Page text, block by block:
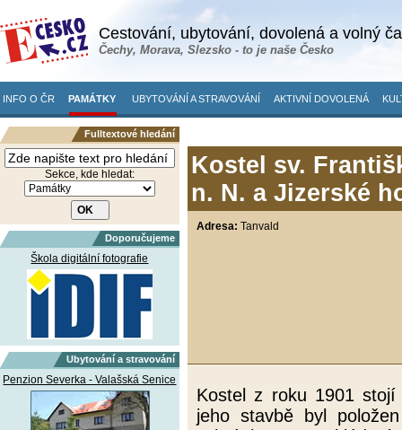
Cestování, ubytování, dovolená a volný
Čechy, Morava, Slezsko - to je naše Česko
INFO O ČR PAMÁTKY UBYTOVÁNÍ A STRAVOVÁNÍ AKTIVNÍ DOVOLENÁ
Fulltextové hledání
Sekce, kde hledat:
Doporučujeme
Škola digitální fotografie
Ubytování a stravování
Penzion Severka - Valašská Senice
Kostel sv.
n. N. a Jizerské
Adresa: Tanvald
Kostel z roku 1901
jeho stavbě byl